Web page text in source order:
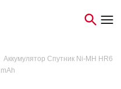
Аккумулятор Спутник Ni-MH HR6